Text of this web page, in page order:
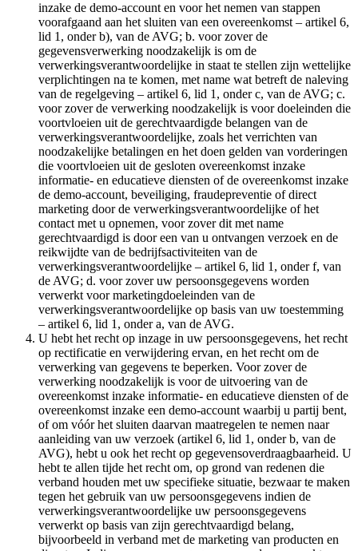
inzake de demo-account en voor het nemen van stappen
voorafgaand aan het sluiten van een overeenkomst – artikel 6,
lid 1, onder b), van de AVG; b. voor zover de
gegevensverwerking noodzakelijk is om de
verwerkingsverantwoordelijke in staat te stellen zijn wettelijke
verplichtingen na te komen, met name wat betreft de naleving
van de regelgeving – artikel 6, lid 1, onder c, van de AVG; c.
voor zover de verwerking noodzakelijk is voor doeleinden die
voortvloeien uit de gerechtvaardigde belangen van de
verwerkingsverantwoordelijke, zoals het verrichten van
noodzakelijke betalingen en het doen gelden van vorderingen
die voortvloeien uit de gesloten overeenkomst inzake
informatie- en educatieve diensten of de overeenkomst inzake
de demo-account, beveiliging, fraudepreventie of direct
marketing door de verwerkingsverantwoordelijke of het
contact met u opnemen, voor zover dit met name
gerechtvaardigd is door een van u ontvangen verzoek en de
reikwijdte van de bedrijfsactiviteiten van de
verwerkingsverantwoordelijke – artikel 6, lid 1, onder f, van
de AVG; d. voor zover uw persoonsgegevens worden
verwerkt voor marketingdoeleinden van de
verwerkingsverantwoordelijke op basis van uw toestemming
– artikel 6, lid 1, onder a, van de AVG.
U hebt het recht op inzage in uw persoonsgegevens, het recht
op rectificatie en verwijdering ervan, en het recht om de
verwerking van gegevens te beperken. Voor zover de
verwerking noodzakelijk is voor de uitvoering van de
overeenkomst inzake informatie- en educatieve diensten of de
overeenkomst inzake een demo-account waarbij u partij bent,
of om vóór het sluiten daarvan maatregelen te nemen naar
aanleiding van uw verzoek (artikel 6, lid 1, onder b, van de
AVG), hebt u ook het recht op gegevensoverdraagbaarheid. U
hebt te allen tijde het recht om, op grond van redenen die
verband houden met uw specifieke situatie, bezwaar te maken
tegen het gebruik van uw persoonsgegevens indien de
verwerkingsverantwoordelijke uw persoonsgegevens
verwerkt op basis van zijn gerechtvaardigd belang,
bijvoorbeeld in verband met de marketing van producten en